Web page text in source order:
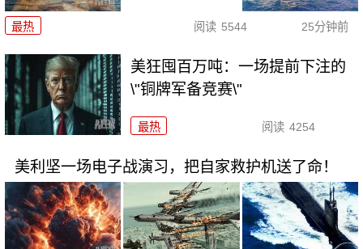
最热 阅读 5544 25分钟前
美狂囤百万吨：一场提前下注的
\"铜牌军备竞赛\"
最热 阅读 4254
美利坚一场电子战演习，把自家救护机送了命！